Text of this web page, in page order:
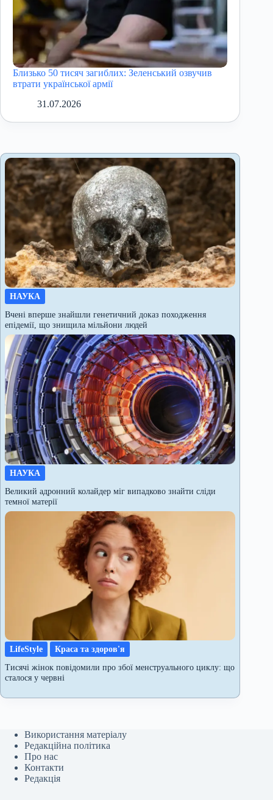
Близько 50 тисяч загиблих: Зеленський озвучив
втрати української армії
31.07.2026
НАУКА
Вчені вперше знайшли генетичний доказ походження
епідемії, що знищила мільйони людей
НАУКА
Великий адронний колайдер міг випадково знайти сліди
темної матерії
LifeStyle
Краса та здоров'я
Тисячі жінок повідомили про збої менструального циклу: що
сталося у червні
Використання матеріалу
Редакційна політика
Про нас
Контакти
Редакція